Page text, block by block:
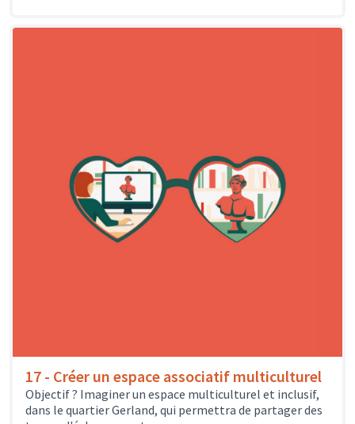
17 - Créer un espace associatif multiculturel
Objectif ? Imaginer un espace multiculturel et inclusif,
dans le quartier Gerland, qui permettra de partager des